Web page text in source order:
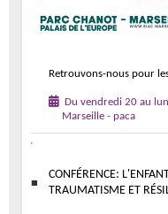
Retrouvons-nous pour
Du vendredi 20 au
Marseille - paca
CONFÉRENCE:
TRAUMATISME ET